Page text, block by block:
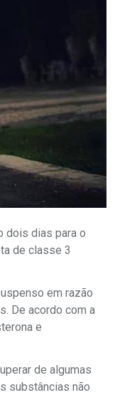
dois dias para o
de classe 3
em razão
De acordo com a
e
de algumas
substâncias não